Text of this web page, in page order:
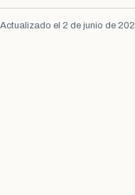
Actualizado el 2 de junio de